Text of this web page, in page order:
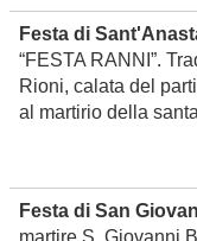
Festa di
“FESTA RANNI”.
Rioni, calata del
al martirio della
Festa di San
martire S. Giovanni